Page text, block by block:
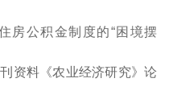
房公积金制度的“困境摆
资料《农业经济研究》论